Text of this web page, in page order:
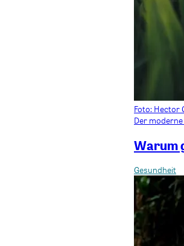
Foto: Hector
Der
Warum
Gesundheit